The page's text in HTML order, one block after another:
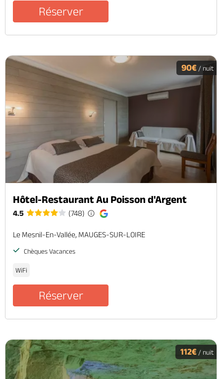
Réserver
90€ / nuit
Hôtel-Restaurant Au Poisson d'Argent
4.5 (748)
Le Mesnil-En-Vallée, MAUGES-SUR-LOIRE
Chèques Vacances
WiFi
Réserver
112€ / nuit